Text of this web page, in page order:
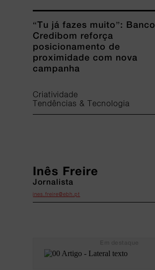
“Tu já fazes muito”: Banco
Credibom reforça
posicionamento de
proximidade com nova
campanha
Criatividade
Tendências & Tecnologia
Inês Freire
Jornalista
ines.freire@ebh.pt